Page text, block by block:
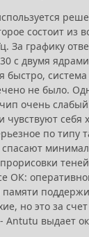
состоит из
За графику
с двумя
система
не было.
очень
чувствуют себя
по типу
ОК:
памяти
но это за
Antutu выдает